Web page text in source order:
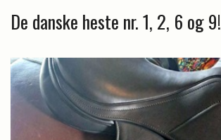
De danske heste nr. 1, 2, 6 og 9!